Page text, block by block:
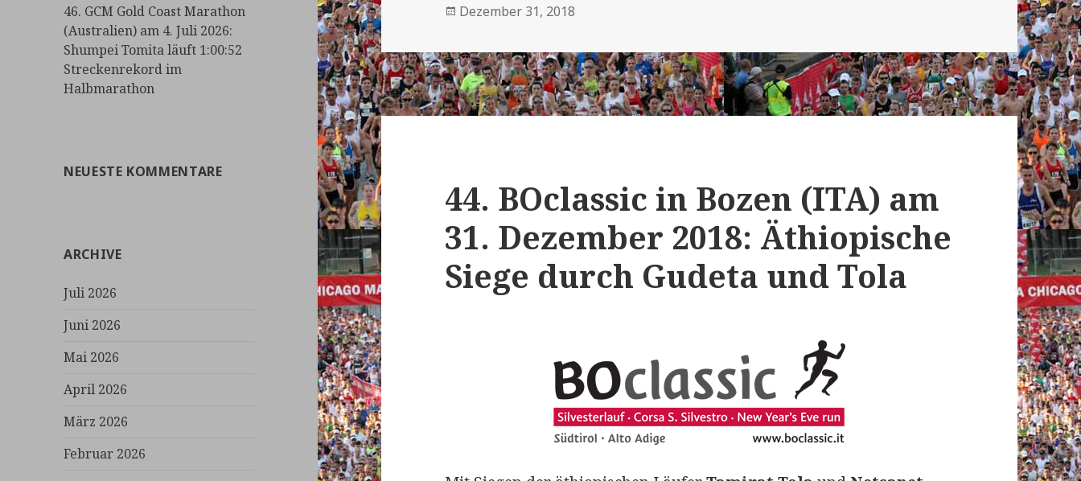
46. GCM Gold Coast Marathon
(Australien) am 4. Juli 2026:
Shumpei Tomita läuft 1:00:52
Streckenrekord im
Halbmarathon
NEUESTE KOMMENTARE
ARCHIVE
Juli 2026
Juni 2026
Mai 2026
April 2026
März 2026
Februar 2026
Veröffentlicht
Dezember 31, 2018
44. BOclassic in Bozen (ITA) am
31. Dezember 2018: Äthiopische
Siege durch Gudeta und Tola